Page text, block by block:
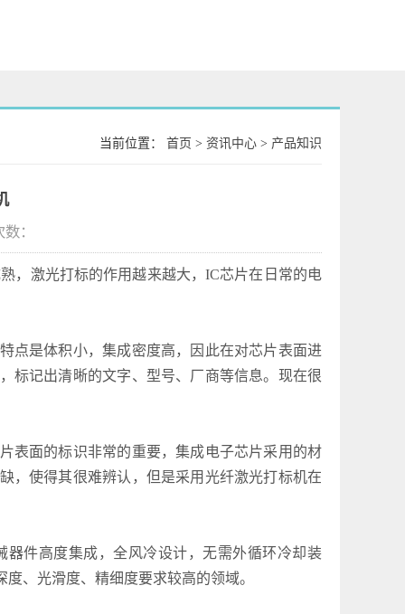
当前位置： 首页 > 资讯中心 > 产品知识
：
，激光打标的作用越来越大，IC芯片在日常的电
是体积小，集成密度高，因此在对芯片表面进
标记出清晰的文字、型号、厂商等信息。现在很
面的标识非常的重要，集成电子芯片采用的材
，使得其很难辨认，但是采用光纤激光打标机在
件高度集成，全风冷设计，无需外循环冷却装
、光滑度、精细度要求较高的领域。